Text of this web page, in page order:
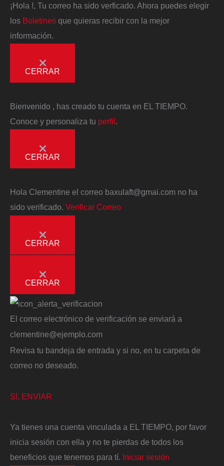
¡Hola !, Tu correo ha sido verficado. Ahora puedes elegir
los Boletines que quieras recibir con la mejor
información.
CERRAR
Bienvenido , has creado tu cuenta en EL TIEMPO.
Conoce y personaliza tu perfil.
CERRAR
Hola Clementine el correo baxulaft@gmai.com no ha
sido verificado. Verificar Correo
CERRAR
CERRAR
El correo electrónico de verificación se enviará a
clementine@ejemplo.com
Revisa tu bandeja de entrada y si no, en tu carpeta de
correo no deseado.
SI, ENVIAR
Ya tienes una cuenta vinculada a EL TIEMPO, por favor
inicia sesión con ella y no te pierdas de todos los
beneficios que tenemos para tí. Iniciar sesión